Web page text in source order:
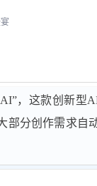
，这款创新型
部分创作需求自